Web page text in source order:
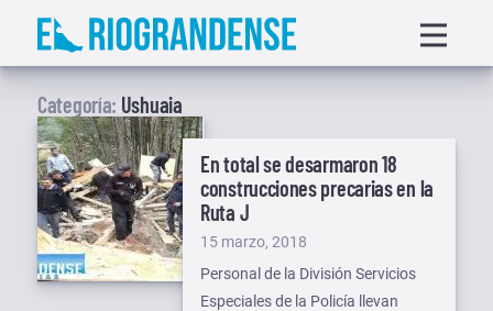
Saltar
menu
Categoría: Ushuaia
En total se desarmaron 18
construcciones precarias en la
Ruta J
Publicado
el
15 marzo, 2018
Personal de la División Servicios
Especiales de la Policía llevan